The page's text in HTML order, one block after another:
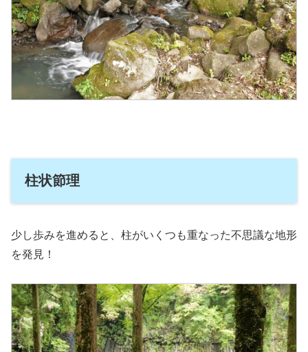
柱状節理
少し歩みを進めると、柱がいくつも重なった不思議な地形
を発見！